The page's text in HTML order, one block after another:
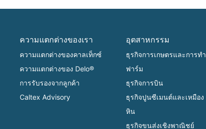
ความแตกต่างของเรา
ความแตกต่างของคาลเท็กซ์
ความแตกต่างของ Delo®
การรับรองจากลูกค้า
Caltex Advisory
อุตสาหกรรม
ธุรกิจการเกษตรและการทำ
ฟาร์ม
ธุรกิจการบิน
ธุรกิจปูนซีเมนต์และเหมือง
หิน
ธุรกิจขนส่งเชิงพาณิชย์